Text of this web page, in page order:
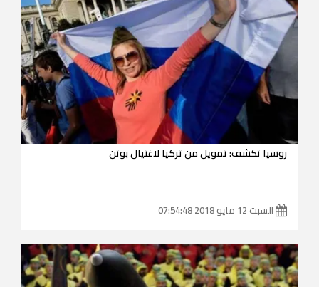
روسيا تكشف: تمويل من تركيا لاغتيال بوتن
السبت 12 مايو 2018 07:54:48